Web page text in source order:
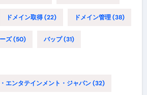
ドメイン取得(22) ドメイン管理(38)
ズ(50) バップ(31)
エンタテインメント・ジャパン(32)